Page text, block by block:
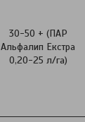
30-50 + (ПАР
Альфалип Екстра
0,20-25 л/га)